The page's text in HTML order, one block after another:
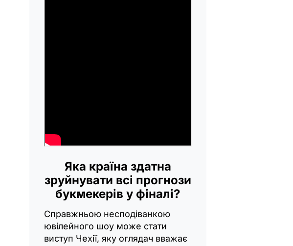
Яка країна здатна
зруйнувати всі прогнози
букмекерів у фіналі?
Справжньою несподіванкою
ювілейного шоу може стати
виступ Чехії, яку оглядач вважає